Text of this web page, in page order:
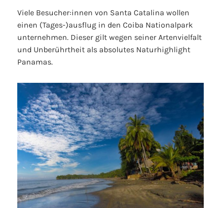
Viele Besucher:innen von Santa Catalina wollen
einen (Tages-)ausflug in den Coiba Nationalpark
unternehmen. Dieser gilt wegen seiner Artenvielfalt
und Unberührtheit als absolutes Naturhighlight
Panamas.